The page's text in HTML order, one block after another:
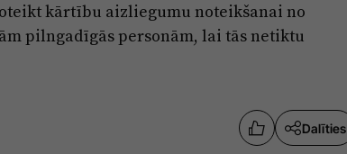
kārtību aizliegumu noteikšanai no
pilngadīgās personām, lai tās netiktu
Dalīties